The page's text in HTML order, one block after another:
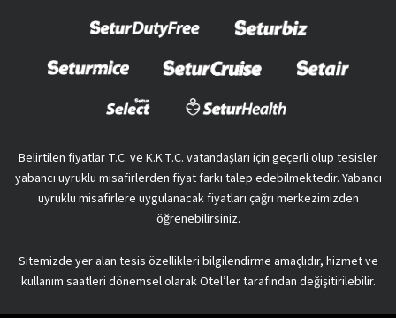
Belirtilen fiyatlar T.C. ve K.K.T.C. vatandaşları için geçerli olup tesisler
yabancı uyruklu misafirlerden fiyat farkı talep edebilmektedir. Yabancı
uyruklu misafirlere uygulanacak fiyatları çağrı merkezimizden
öğrenebilirsiniz.
Sitemizde yer alan tesis özellikleri bilgilendirme amaçlıdır, hizmet ve
kullanım saatleri dönemsel olarak Otel’ler tarafından değişitirilebilir.